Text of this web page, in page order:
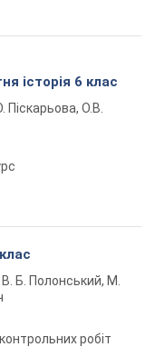
історія 6 клас
Піскарьова, О.В.
Б. Полонський, М.
робіт